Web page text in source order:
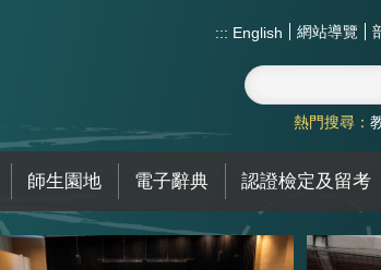
::: English 網站導覽
熱門搜尋：
師生園地 電子辭典 認證檢定及留考